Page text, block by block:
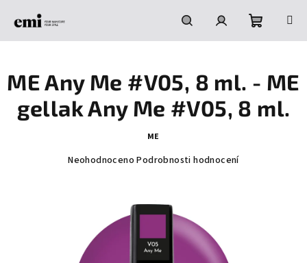
HledatPřihlášeníNákupní
košík
ME Any Me #V05, 8 ml. - ME
gellak Any Me #V05, 8 ml.
ME
Průměrné
hvězdiček.
Neohodnoceno Podrobnosti hodnocení